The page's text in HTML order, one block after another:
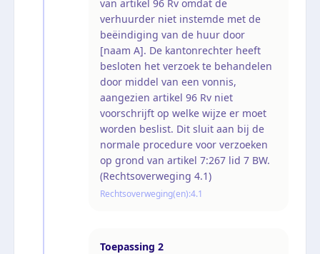
van artikel 96 Rv omdat de
verhuurder niet instemde met de
beëindiging van de huur door
[naam A]. De kantonrechter heeft
besloten het verzoek te behandelen
door middel van een vonnis,
aangezien artikel 96 Rv niet
voorschrijft op welke wijze er moet
worden beslist. Dit sluit aan bij de
normale procedure voor verzoeken
op grond van artikel 7:267 lid 7 BW.
(Rechtsoverweging 4.1)
Rechtsoverweging(en):4.1
Toepassing 2